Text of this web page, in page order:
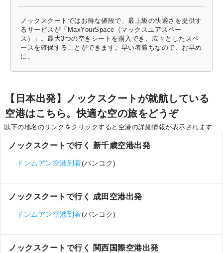
ノックスクートではお得な値段で、最上級の快適さを提供す
るサービスが「MaxYourSpace（マックスユアスペー
ス）」。最大3つの空きシートを購入でき、広々としたスペ
ースを確保することができます。早い者勝ちなので、お早め
に。
【日本出発】ノックスクートが就航している
空港はこちら。快適な空の旅をどうぞ
以下の地名のリンクをクリックすると空港の詳細情報が表示されます
ノックスクートで行く 新千歳空港出発
ドンムアン空港到着(バンコク)
ノックスクートで行く 成田空港出発
ドンムアン空港到着(バンコク)
ノックスクートで行く 関西国際空港出発